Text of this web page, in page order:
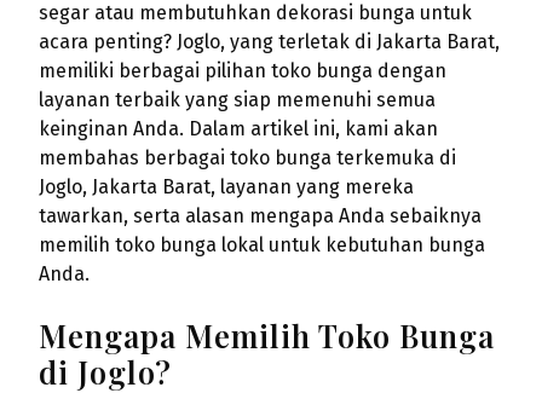
segar atau membutuhkan dekorasi bunga untuk
acara penting? Joglo, yang terletak di Jakarta Barat,
memiliki berbagai pilihan toko bunga dengan
layanan terbaik yang siap memenuhi semua
keinginan Anda. Dalam artikel ini, kami akan
membahas berbagai toko bunga terkemuka di
Joglo, Jakarta Barat, layanan yang mereka
tawarkan, serta alasan mengapa Anda sebaiknya
memilih toko bunga lokal untuk kebutuhan bunga
Anda.
Mengapa Memilih Toko Bunga
di Joglo?